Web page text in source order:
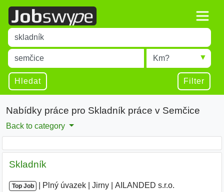
Title
Type 1 or more characters for results.
Místo
Type 1 or more characters for results.
Radius
Hledat Filter
Nabídky práce pro Skladník práce v Semčice
Back to category
Skladník
Top Job Plný úvazek Jirny AILANDED s.r.o.